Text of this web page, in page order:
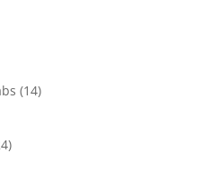
(14)